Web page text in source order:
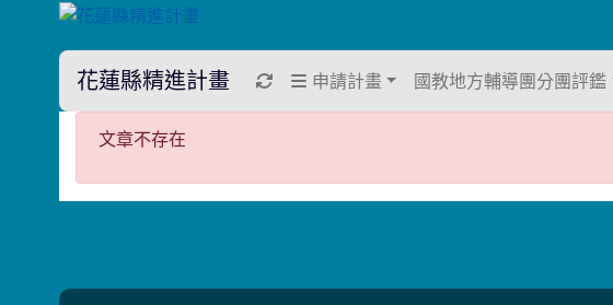
花蓮縣精進計畫 重新取得佈景設定
申請計畫 國教地方輔導團分團評鑑
文章不存在
文章不存在